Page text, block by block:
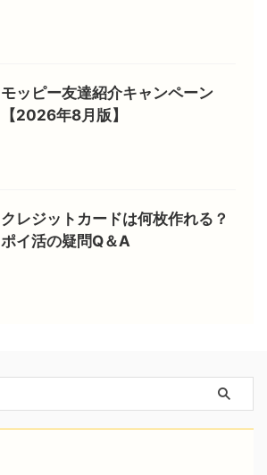
モッピー友達紹介キャンペーン
【2026年8月版】
クレジットカードは何枚作れる？
ポイ活の疑問Q＆A